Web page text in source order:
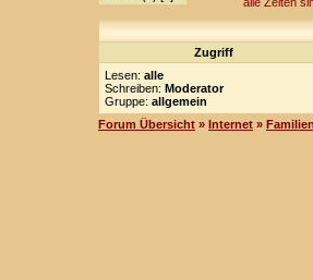
Zugriff
Lesen: alle
Schreiben: Moderator
Gruppe: allgemein
Forum Übersicht » Internet »